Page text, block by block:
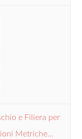
e Filiera per
Metriche...